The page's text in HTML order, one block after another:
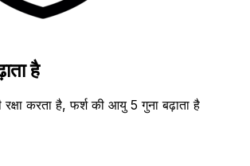
है
करता है, फर्श की आयु 5 गुना बढ़ाता है